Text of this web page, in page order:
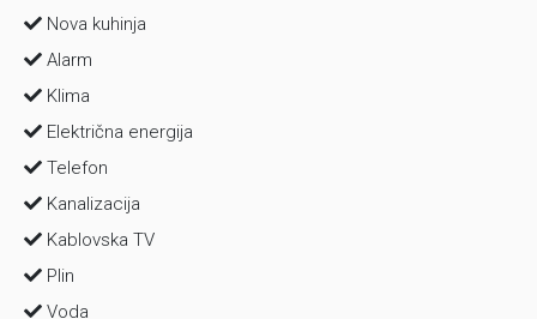
Nova kuhinja
Alarm
Klima
Električna energija
Telefon
Kanalizacija
Kablovska TV
Plin
Voda